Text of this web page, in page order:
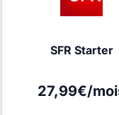
SFR Starter
27,99€/